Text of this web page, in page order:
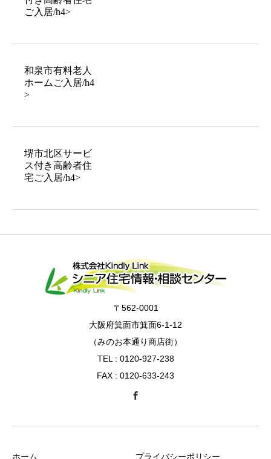
ご入居/h4>
和泉市有料老人
ホームご入居/h4
>
堺市北区サービ
ス付き高齢者住
宅ご入居/h4>
〒562-0001
大阪府箕面市箕面6-1-12
（みのお本通り商店街）
TEL : 0120-927-238
FAX : 0120-633-243
ホーム プライバシーポリシー